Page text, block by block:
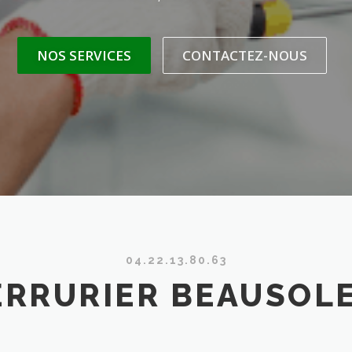
NOS SERVICES CONTACTEZ-NOUS
04.22.13.80.63